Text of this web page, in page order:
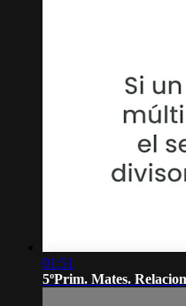
01:51
5ºPrim. Mates.